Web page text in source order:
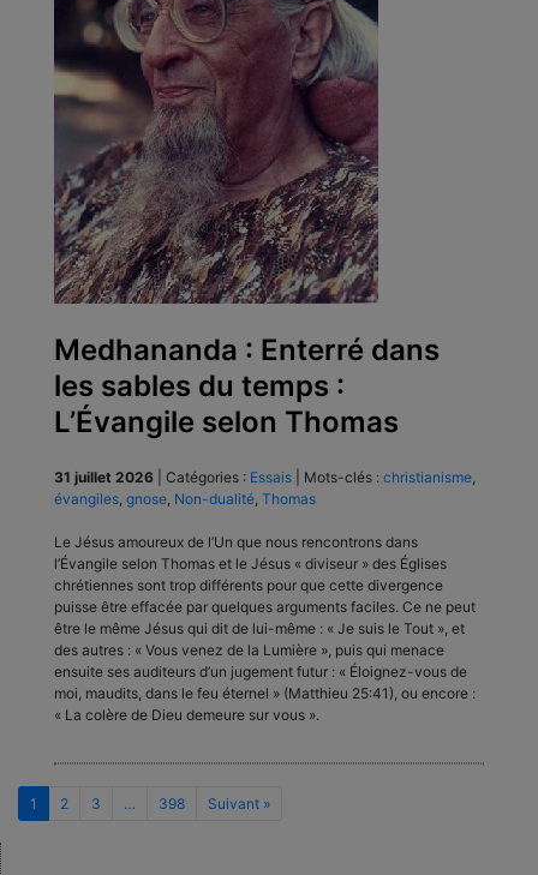
Medhananda : Enterré dans
les sables du temps :
L’Évangile selon Thomas
31 juillet 2026 Catégories : Essais Mots-clés : christianisme,
évangiles, gnose, Non-dualité, Thomas
Le Jésus amoureux de l’Un que nous rencontrons dans
l’Évangile selon Thomas et le Jésus « diviseur » des Églises
chrétiennes sont trop différents pour que cette divergence
puisse être effacée par quelques arguments faciles. Ce ne peut
être le même Jésus qui dit de lui-même : « Je suis le Tout », et
des autres : « Vous venez de la Lumière », puis qui menace
ensuite ses auditeurs d’un jugement futur : « Éloignez-vous de
moi, maudits, dans le feu éternel » (Matthieu 25:41), ou encore :
« La colère de Dieu demeure sur vous ».
1 2 3 … 398 Suivant »